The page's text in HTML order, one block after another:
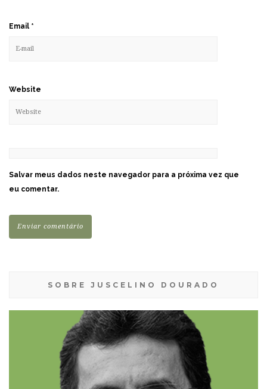
Email *
Website
Salvar meus dados neste navegador para a próxima vez que
eu comentar.
SOBRE JUSCELINO DOURADO